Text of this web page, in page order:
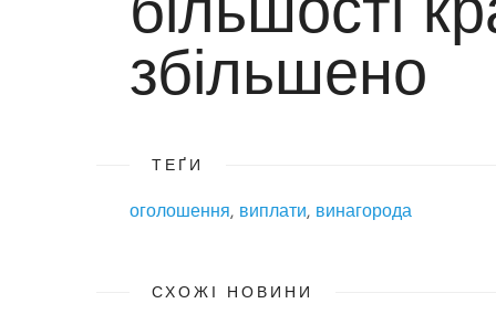
більшості
збільшено
ТЕҐИ
оголошення, виплати, винагорода
СХОЖІ НОВИНИ